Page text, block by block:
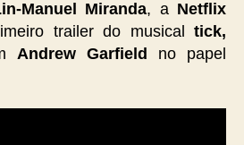
Manuel Miranda, a Netflix
trailer do musical
tick,
Andrew Garfield no papel